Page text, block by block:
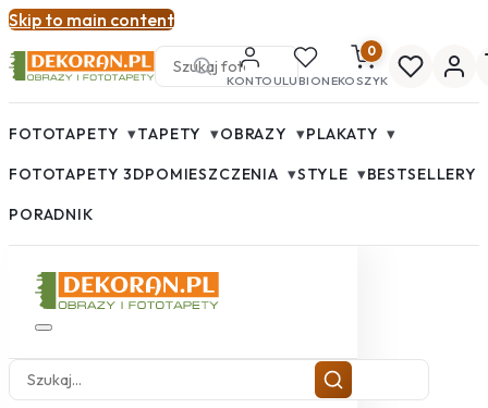
Skip to main content
KONTOULUBIONE
0
KOSZYK
FOTOTAPETY ▾TAPETY ▾OBRAZY ▾PLAKATY ▾
FOTOTAPETY 3DPOMIESZCZENIA ▾STYLE ▾BESTSELLERY
PORADNIK